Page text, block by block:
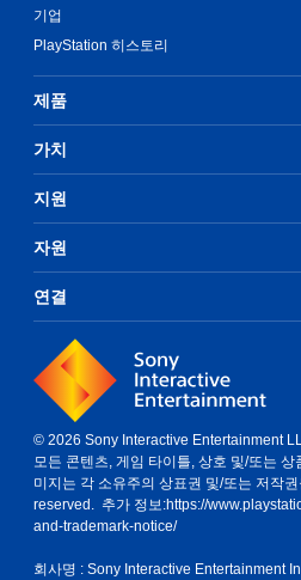
기업
PlayStation 히스토리
제품
가치
지원
자원
연결
© 2026 Sony Interactive Entertainment
모든 콘텐츠, 게임 타이틀, 상호 및/또는 상
미지는 각 소유주의 상표권 및/또는 저작
reserved. 추가 정보:https://
and-trademark-notice/
회사명 : Sony Interactive Entertainment